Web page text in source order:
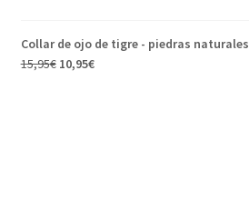
Collar de ojo de tigre - piedras naturales
15,95€ El
10,95€El